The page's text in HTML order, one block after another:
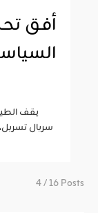
أفق
يقف
سربال
4 / 16 Posts